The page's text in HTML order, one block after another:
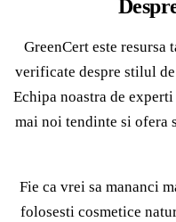
speli, si gata, sunt ca noi.
GreenCert este
verificate despre stilul
Echipa noastra de
mai noi tendinte si ofera
Fie ca vrei sa mananci
folosesti cosmetice